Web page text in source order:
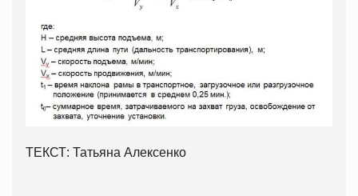
ТЕКСТ: Татьяна Алексенко